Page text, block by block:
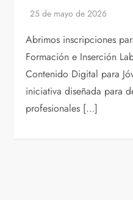
Abrimos inscripciones
Formación e Inserción
Contenido Digital para
iniciativa diseñada para
profesionales […]